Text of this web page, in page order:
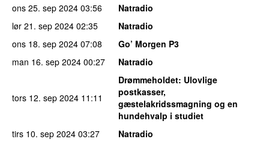
ons 25. sep 2024 03:56
Natradio
lør 21. sep 2024 02:35
Natradio
ons 18. sep 2024 07:08
Go’ Morgen P3
man 16. sep 2024 00:27 Natradio
tors 12. sep 2024 11:11
Drømmeholdet: Ulovlige
postkasser,
gæstelakridssmagning og en
hundehvalp i studiet
tirs 10. sep 2024 03:27 Natradio